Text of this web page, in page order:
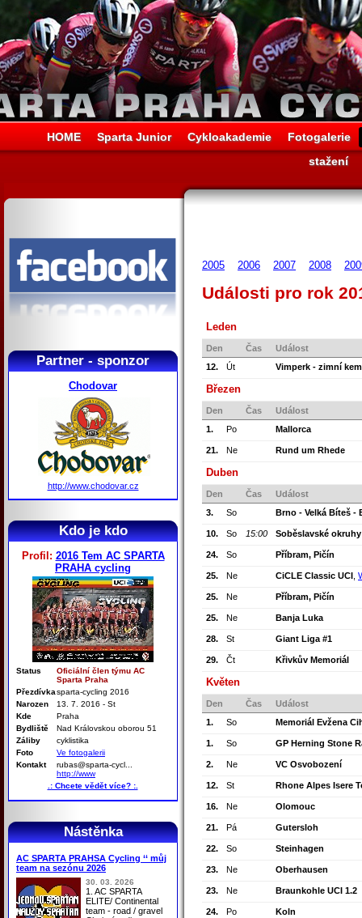
HOME Sparta Junior Cykloakademie
Fotogalerie
stažení
Partner - sponzor
Chodovar
http://www.chodovar.cz
Kdo je kdo
Profil: 2016 Tem AC SPARTA
PRAHA cycling
Status
Oficiální člen týmu AC
Sparta Praha
Přezdívkasparta-cycling 2016
Narozen
13. 7. 2016 - St
Kde
Praha
Bydliště
Nad Královskou oborou 51
Záliby
cyklistika
Foto
Ve fotogalerii
Kontakt
rubas@sparta-cycl...
http://www
.: Chcete vědět více? :.
Nástěnka
AC SPARTA PRAHSA Cycling ‘‘ můj
team na sezónu 2026
30. 03. 2026
1. AC SPARTA
ELITE/ Continental
team - road / gravel
2005 2006 2007 2008
Události pro rok
Leden
Den Čas
Událost
12.
Út Vimperk - zimní
Březen
Den Čas
Událost
1.
Po Mallorca
21. Ne Rund um Rhede
Duben
Den Čas
Událost
3.
So Brno - Velká Bíteš -
10. So 15:00 Soběslavské okruhy
24. So Příbram, Pičín
25. Ne CiCLE Classic UCI ,
25. Ne Příbram, Pičín
25. Ne Banja Luka
28. St Giant Liga #1
29. Čt Křivkův Memoriál
Květen
Den Čas
Událost
1.
So Memoriál Evžena
1. So GP Herning Stone
2. Ne VC Osvobození
12. St Rhone Alpes Isere
16. Ne Olomouc
21. Pá Gutersloh
22. So Steinhagen
23. Ne Oberhausen
23. Ne Braunkohle UCI 1.2
24. Po Koln